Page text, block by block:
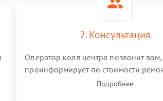
2. Консультация
Оператор колл центра позвонит вам,
проинформирует по стоимости
портативной колонки а также ответит
Подробнее